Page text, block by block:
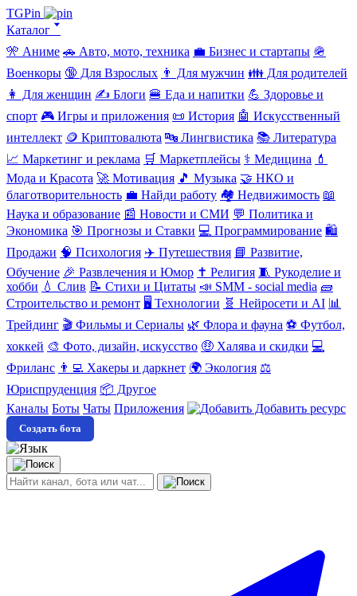
TGPin
Каталог 🢓
🎌 Аниме 🚗 Авто, мото, техника 💼 Бизнес и стартапы 🪖
Военкоры 🔞 Для Взрослых 👨 Для мужчин 👪 Для родителей
👩 Для женщин ✍️ Блоги 🍔 Еда и напитки 💪 Здоровье и
спорт 🎮 Игры и приложения 📜 История 🤖 Искусственный
интеллект 🪙 Криптовалюта 🔤 Лингвистика 📚 Литература
📈 Маркетинг и реклама 🛒 Маркетплейсы ⚕️ Медицина 💄
Мода и Красота 🚀 Мотивация 🎵 Музыка 🤝 НКО и
благотворительность 💼 Найди работу 🏘️ Недвижимость 📖
Наука и образование 📰 Новости и СМИ 💬 Политика и
Экономика 🎯 Прогнозы и Ставки 💻 Программирование 🛍️
Продажи 🧠 Психология ✈️ Путешествия 📘 Развитие,
Обучение 🎉 Развлечения и Юмор ✝️ Религия 🧵 Рукоделие и
хобби 💧 Слив 📝 Стихи и Цитаты 📣 SMM - social media 🧱
Строительство и ремонт 🖥️ Технологии 🧬 Нейросети и AI 📊
Трейдинг 🎬 Фильмы и Сериалы 🌿 Флора и фауна ⚽ Футбол,
хоккей 🎨 Фото, дизайн, искусство 🤑 Халява и скидки 💻
Фриланс 👨‍💻 Хакеры и даркнет 🌍 Экология ⚖️
Юриспруденция 📦 Другое
Каналы Боты Чаты Приложения Добавить ресурс
Создать бота